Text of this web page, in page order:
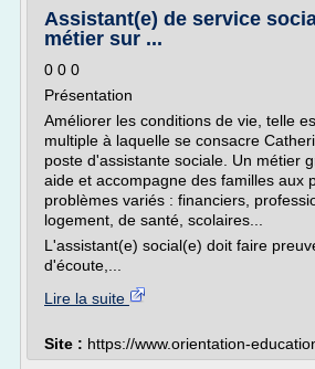
Assistant(e) de service
métier sur ...
0 0 0
Présentation
Améliorer les conditions de vie, telle
multiple à laquelle se consacre
poste d'assistante sociale. Un métier
aide et accompagne des familles aux
problèmes variés : financiers,
logement, de santé, scolaires...
L'assistant(e) social(e) doit faire
d'écoute,...
Lire la suite
Site : https://www.orientation-